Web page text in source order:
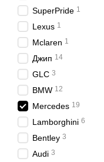
SuperPride 1
Lexus 1
Mclaren 1
Джип 14
GLC 3
BMW 12
Mercedes 19
Lamborghini 6
Bentley 3
Audi 3